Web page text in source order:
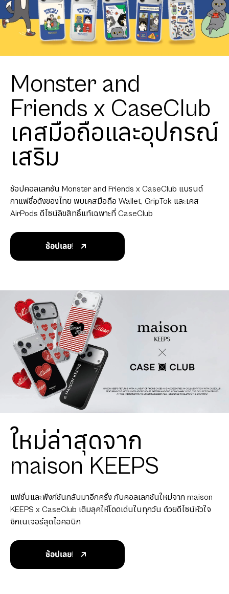
Monster and
Friends x CaseClub
เคสมือถือและอุปกรณ์
เสริม
ช้อปคอลเลกชัน Monster and Friends x CaseClub แบรนด์
กาแฟชื่อดังของไทย พบเคสมือถือ Wallet, GripTok และเคส
AirPods ดีไซน์ลิขสิทธิ์แท้เฉพาะที่ CaseClub
ช้อปเลย!
ใหม่ล่าสุดจาก
maison KEEPS
แฟชั่นและฟังก์ชันกลับมาอีกครั้ง กับคอลเลกชันใหม่จาก maison
KEEPS x CaseClub เติมลุคให้โดดเด่นในทุกวัน ด้วยดีไซน์หัวใจ
ซิกเนเจอร์สุดไอคอนิก
ช้อปเลย!